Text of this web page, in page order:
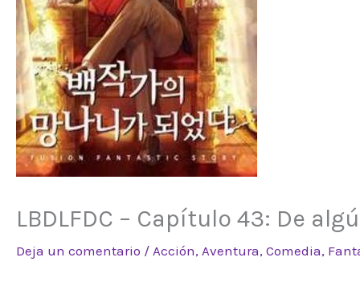
LBDLFDC – Capítulo 43: De
Deja un comentario / Acción, Aventura, Comedia,